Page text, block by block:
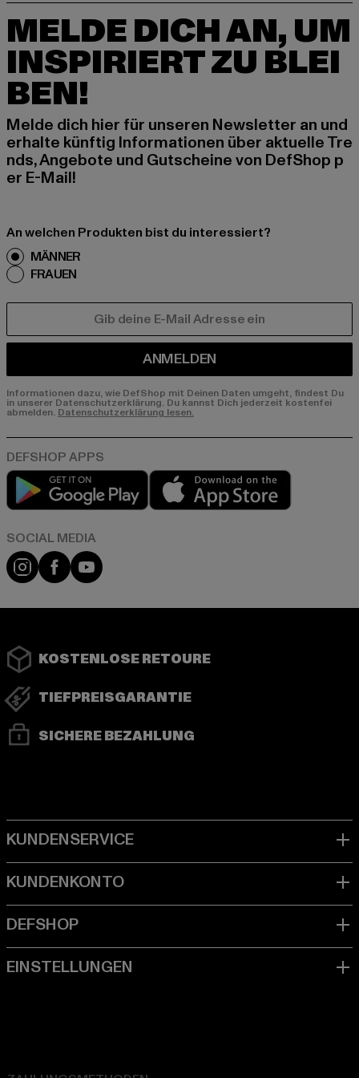
MELDE DICH AN, UM
INSPIRIERT ZU BLEI
BEN!
Melde dich hier für unseren Newsletter an und
erhalte künftig Informationen über aktuelle Tre
nds, Angebote und Gutscheine von DefShop p
er E-Mail!
An welchen Produkten bist du interessiert?
MÄNNER
FRAUEN
ANMELDEN
Informationen dazu, wie DefShop mit Deinen Daten umgeht, findest Du
in unserer Datenschutzerklärung. Du kannst Dich jederzeit kostenfei
abmelden. Datenschutzerklärung lesen.
Play market
Instagram
FacebookYouTube
KOSTENLOSE RETOURE
TIEFPREISGARANTIE
SICHERE BEZAHLUNG